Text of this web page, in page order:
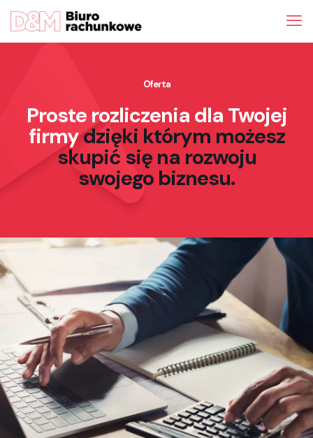
Oferta
Proste rozliczenia dla Twojej
firmydzięki którym możesz
skupić się na rozwoju
swojego biznesu.